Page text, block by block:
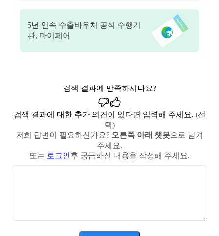
5년 연속 수출바우처 공식 수행기
관, 마이페어
검색 결과에 만족하시나요?
검색 결과에 대한 추가 의견이 있다면 입력해 주세요. (선
택)
저희 답변이 필요하신가요? 오른쪽 아래 챗봇으로 남겨
주세요.
또는 로그인후 궁금하신 내용을 작성해 주세요.